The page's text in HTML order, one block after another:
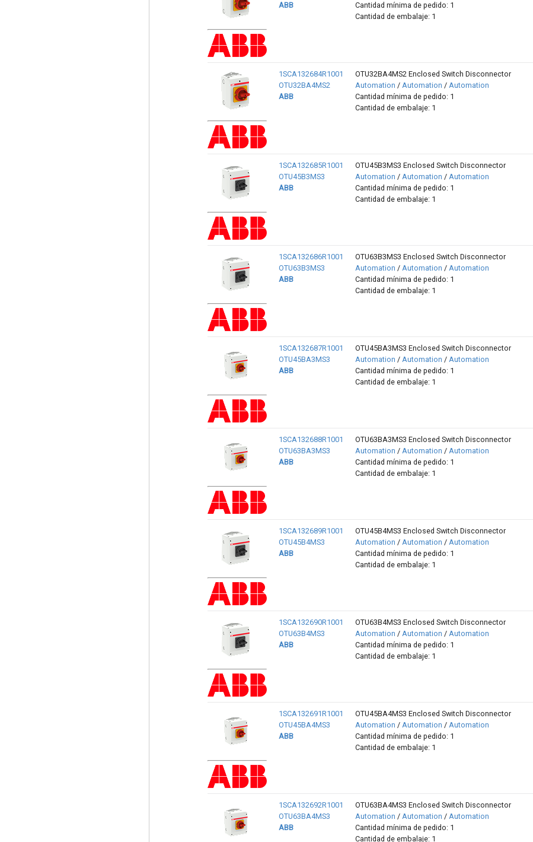
ABB
Cantidad mínima de pedido: 1
Cantidad de embalaje: 1
1SCA132684R1001
OTU32BA4MS2
ABB
OTU32BA4MS2 Enclosed Switch Disconnector
Automation / Automation / Automation
Cantidad mínima de pedido: 1
Cantidad de embalaje: 1
1SCA132685R1001
OTU45B3MS3
ABB
OTU45B3MS3 Enclosed Switch Disconnector
Automation / Automation / Automation
Cantidad mínima de pedido: 1
Cantidad de embalaje: 1
1SCA132686R1001
OTU63B3MS3
ABB
OTU63B3MS3 Enclosed Switch Disconnector
Automation / Automation / Automation
Cantidad mínima de pedido: 1
Cantidad de embalaje: 1
1SCA132687R1001
OTU45BA3MS3
ABB
OTU45BA3MS3 Enclosed Switch Disconnector
Automation / Automation / Automation
Cantidad mínima de pedido: 1
Cantidad de embalaje: 1
1SCA132688R1001
OTU63BA3MS3
ABB
OTU63BA3MS3 Enclosed Switch Disconnector
Automation / Automation / Automation
Cantidad mínima de pedido: 1
Cantidad de embalaje: 1
1SCA132689R1001
OTU45B4MS3
ABB
OTU45B4MS3 Enclosed Switch Disconnector
Automation / Automation / Automation
Cantidad mínima de pedido: 1
Cantidad de embalaje: 1
1SCA132690R1001
OTU63B4MS3
ABB
OTU63B4MS3 Enclosed Switch Disconnector
Automation / Automation / Automation
Cantidad mínima de pedido: 1
Cantidad de embalaje: 1
1SCA132691R1001
OTU45BA4MS3
ABB
OTU45BA4MS3 Enclosed Switch Disconnector
Automation / Automation / Automation
Cantidad mínima de pedido: 1
Cantidad de embalaje: 1
1SCA132692R1001
OTU63BA4MS3
ABB
OTU63BA4MS3 Enclosed Switch Disconnector
Automation / Automation / Automation
Cantidad mínima de pedido: 1
Cantidad de embalaje: 1